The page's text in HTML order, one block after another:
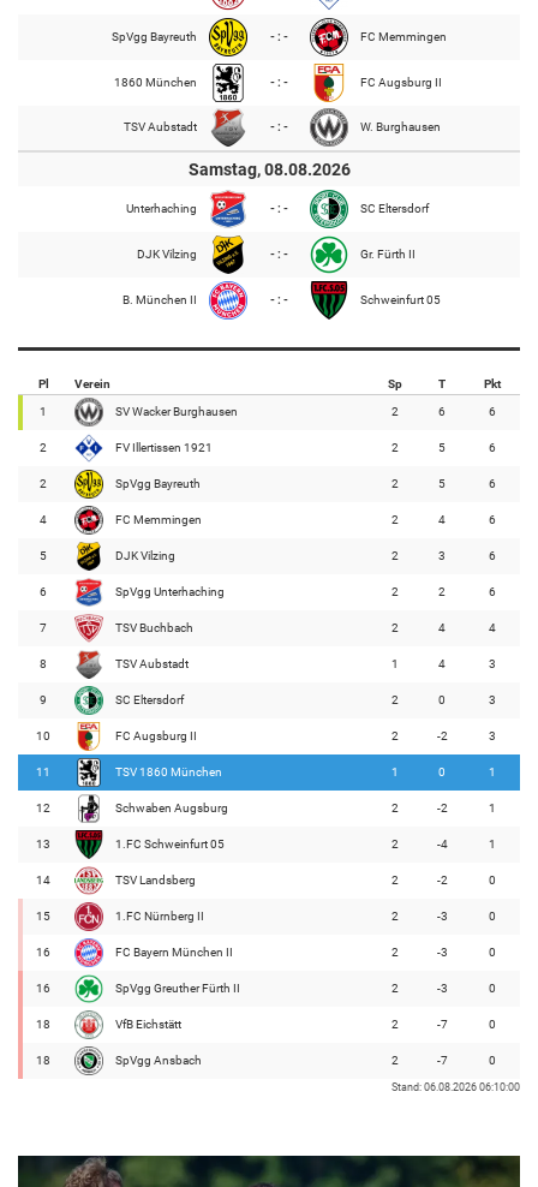
SpVgg Bayreuth - : - FC Memmingen
1860 München - : - FC Augsburg II
TSV Aubstadt - : - W. Burghausen
Samstag, 08.08.2026
Unterhaching - : - SC Eltersdorf
DJK Vilzing - : - Gr. Fürth II
B. München II - : - Schweinfurt 05
Pl Verein Sp T Pkt
1 SV Wacker Burghausen 2 6 6
2 FV Illertissen 1921 2 5 6
2 SpVgg Bayreuth 2 5 6
4 FC Memmingen 2 4 6
5 DJK Vilzing 2 3 6
6 SpVgg Unterhaching 2 2 6
7 TSV Buchbach 2 4 4
8 TSV Aubstadt 1 4 3
9 SC Eltersdorf 2 0 3
10 FC Augsburg II 2 -2 3
11 TSV 1860 München 1 0 1
12 Schwaben Augsburg 2 -2 1
13 1.FC Schweinfurt 05 2 -4 1
14 TSV Landsberg 2 -2 0
15 1.FC Nürnberg II 2 -3 0
16 FC Bayern München II 2 -3 0
16 SpVgg Greuther Fürth II 2 -3 0
18 VfB Eichstätt 2 -7 0
18 SpVgg Ansbach 2 -7 0
Stand: 06.08.2026 06:10:00